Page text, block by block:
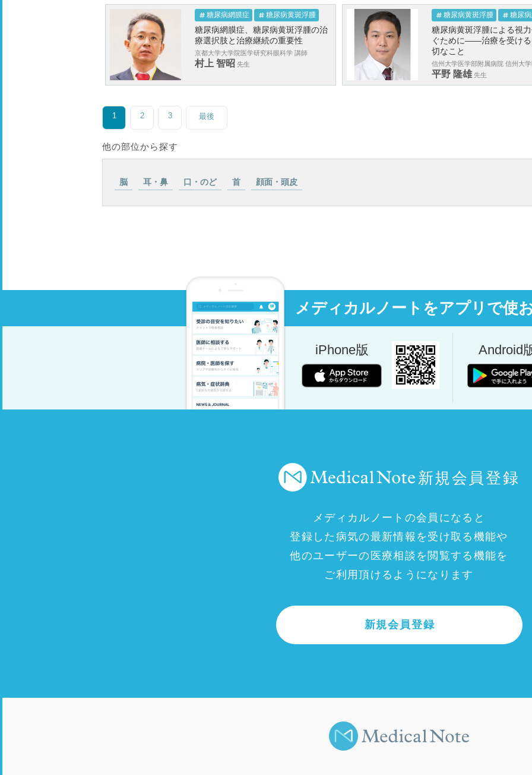
糖尿病網膜症 糖尿病黄斑浮腫
糖尿病網膜症、糖尿病黄斑浮腫の治
療選択肢と治療継続の重要性
京都大学大学院医学研究科眼科学 講師
村上 智昭 先生
糖尿病黄斑浮腫 糖尿
糖尿病黄斑浮腫による視
ぐために――治療を受け
切なこと
信州大学医学部附属病院 信州大
平野 隆雄 先生
1 2 3 最後
他の部位から探す
脳 耳・鼻 口・のど 首 顔面・頭皮
メディカルノートをアプリで使
iPhone版 Android
新規会員登録
メディカルノートの会員になると
登録した病気の最新情報を受け取る機能や
他のユーザーの医療相談を閲覧する機能を
ご利用頂けるようになります
新規会員登録